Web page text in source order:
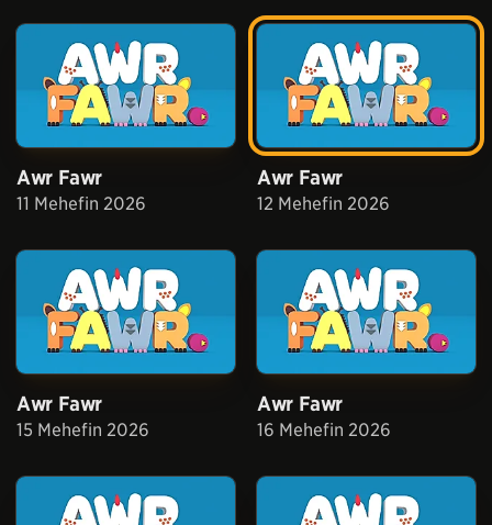
Awr Fawr
11 Mehefin 2026
Awr Fawr
12 Mehefin 2026
Awr Fawr
15 Mehefin 2026
Awr Fawr
16 Mehefin 2026